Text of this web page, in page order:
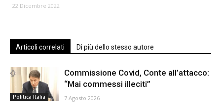
22 Dicembre 2022
Articoli correlati Di più dello stesso autore
Politica Italia
Commissione Covid, Conte all’attacco:
“Mai commessi illeciti”
7 Agosto 2026